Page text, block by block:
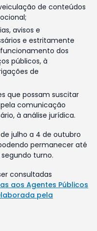
de conteúdos
avisos e
e estritamente
dos
públicos, à
de
que possam suscitar
comunicação
à análise jurídica.
julho a 4 de outubro
permanecer até
turno.
consultadas
aos Agentes Públicos
pela